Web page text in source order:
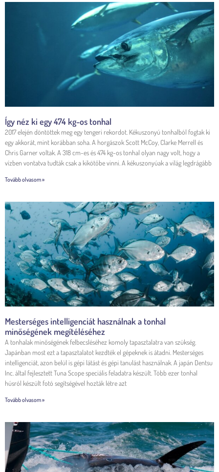
Így néz ki egy 474 kg-os tonhal
2017 elején döntöttek meg egy tengeri rekordot. Kékuszonyú tonhalból fogtak ki
egy akkorát, mint korábban soha. A horgászok Scott McCoy, Clarke Merrell és
Chris Garner voltak. A 318 cm-es és 474 kg-os tonhal olyan nagy volt, hogy a
vízben vontatva tudták csak a kikötőbe vinni. A kékuszonyúak a világ legdrágább
Tovább olvasom »
Mesterséges intelligenciát használnak a tonhal
minőségének megítéléséhez
A tonhalak minőségének felbecsléséhez komoly tapasztalatra van szükség.
Japánban most ezt a tapasztalatot kezdték el gépeknek is átadni. Mesterséges
intelligenciát, azon belül is gépi látást és gépi tanulást használnak. A japán Dentsu
Inc. által fejlesztett Tuna Scope speciális feladatra készült. Több ezer tonhal
húsról készült fotó segítségével hozták létre azt
Tovább olvasom »